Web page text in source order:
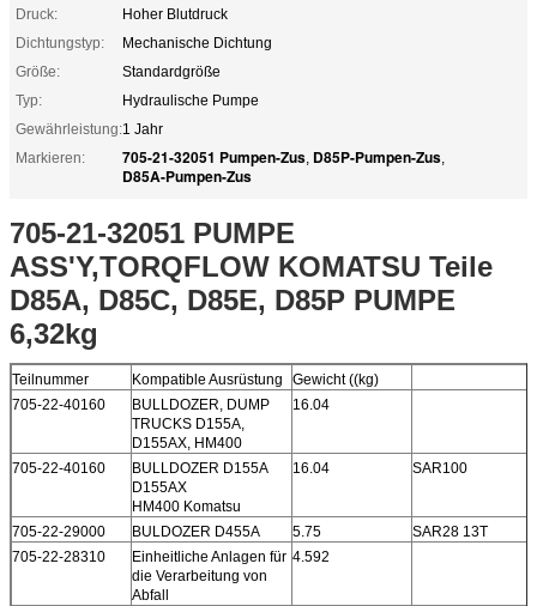
Druck:
Hoher Blutdruck
Dichtungstyp:
Mechanische Dichtung
Größe:
Standardgröße
Typ:
Hydraulische Pumpe
Gewährleistung:1 Jahr
Markieren:
705-21-32051 Pumpen-Zus, D85P-Pumpen-Zus,
D85A-Pumpen-Zus
705-21-32051 PUMPE
ASS'Y,TORQFLOW KOMATSU Teile
D85A, D85C, D85E, D85P PUMPE
6,32kg
Teilnummer Kompatible Ausrüstung
Gewicht ((kg)
705-22-40160
BULLDOZER, DUMP
TRUCKS D155A,
D155AX, HM400
16.04
705-22-40160
BULLDOZER D155A
D155AX
HM400 Komatsu
16.04 SAR100
705-22-29000 BULDOZER D455A 5.75
SAR28 13T
705-22-28310
Einheitliche Anlagen für
die Verarbeitung von
Abfall
4.592